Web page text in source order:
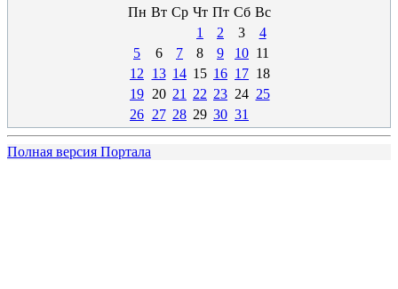
Пн Вт Ср Чт Пт Сб Вс
1
2 3
4
5
6 7 8 9 10 11
12
13 14 15 16 17 18
19 20 21 22 23 24 25
26 27 28 29 30 31
Полная версия Портала